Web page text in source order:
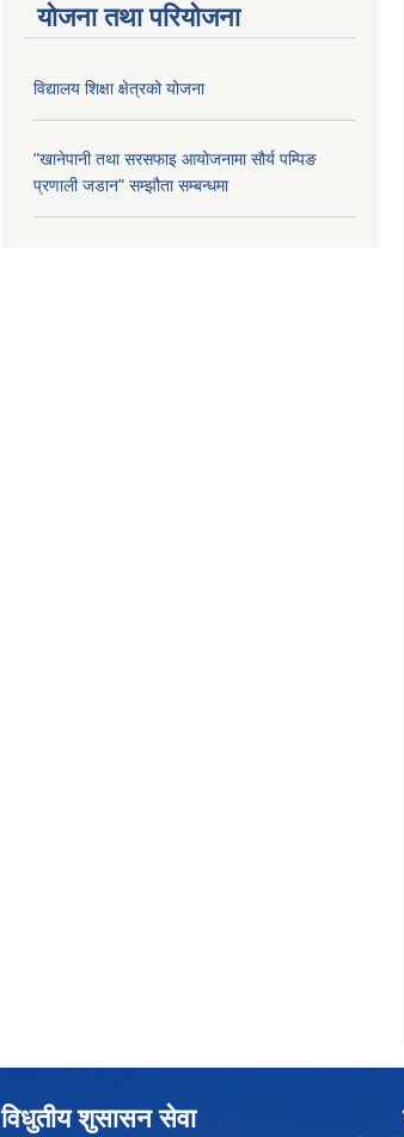
योजना तथा परियोजना
विद्यालय शिक्षा क्षेत्रको योजना
"खानेपानी तथा सरसफाइ आयोजनामा सौर्य पम्पिङ
प्रणाली जडान" सम्झौता सम्बन्धमा
विधुतीय शुसासन सेवा